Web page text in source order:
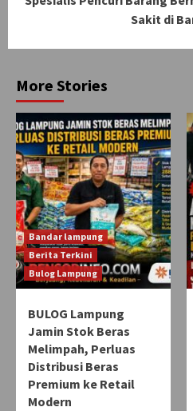
Sakit di
More Stories
Bandar lampung
Berita Terkini
Bulog Lampung
BULOG Lampung
Jamin Stok Beras
Melimpah, Perluas
Distribusi Beras
Premium ke Retail
Modern